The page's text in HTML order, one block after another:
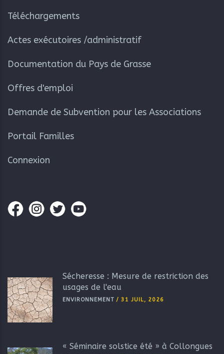
Téléchargements
Actes exécutoires /administratif
Documentation du Pays de Grasse
Offres d'emploi
Demande de Subvention pour les Associations
Portail Familles
Connexion
Sécheresse : Mesure de restriction des
usages de l'eau
ENVIRONNEMENT / 31 JUIL, 2026
« Séminaire solstice été » à Collongues